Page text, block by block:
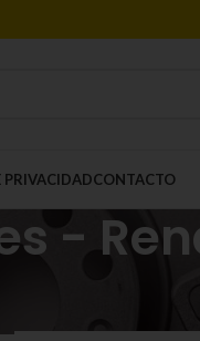
PRIVACIDADCONTACTO
-